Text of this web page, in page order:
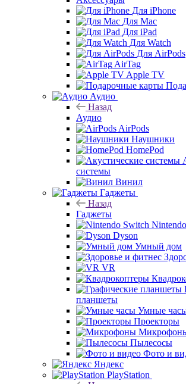
Для iPhone
Для Mac
Для iPad
Для Watch
Для AirPods
AirTag
Apple TV
Аудио
Назад
Аудио
AirPods
Наушники
HomePod
системы
Винил
Гаджеты
Назад
Гаджеты
Dyson
Умный дом
VR
планшеты
Умные
Проекторы
Пылесосы
Фото и
Яндекс
PlayStation